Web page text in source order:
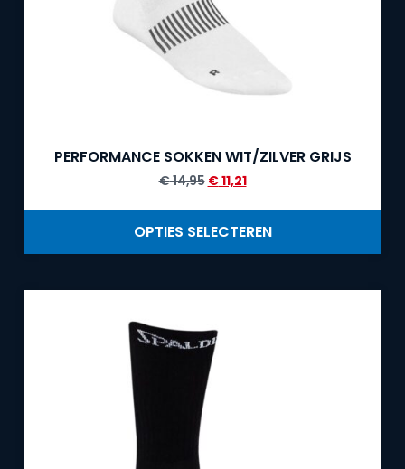
PERFORMANCE SOKKEN WIT/ZILVER GRIJS
€14,95 €11,21
OPTIES SELECTEREN